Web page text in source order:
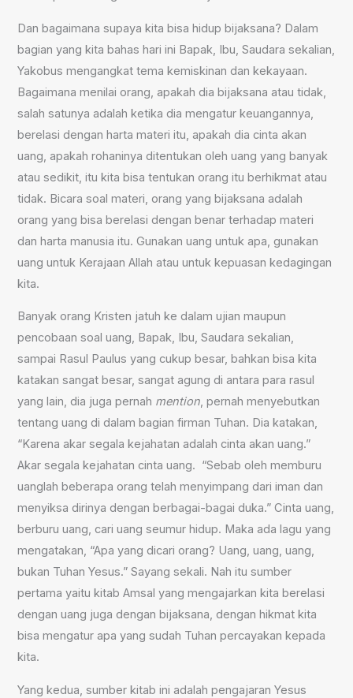
Dan bagaimana supaya kita bisa hidup bijaksana? Dalam
bagian yang kita bahas hari ini Bapak, Ibu, Saudara sekalian,
Yakobus mengangkat tema kemiskinan dan kekayaan.
Bagaimana menilai orang, apakah dia bijaksana atau tidak,
salah satunya adalah ketika dia mengatur keuangannya,
berelasi dengan harta materi itu, apakah dia cinta akan
uang, apakah rohaninya ditentukan oleh uang yang banyak
atau sedikit, itu kita bisa tentukan orang itu berhikmat atau
tidak. Bicara soal materi, orang yang bijaksana adalah
orang yang bisa berelasi dengan benar terhadap materi
dan harta manusia itu. Gunakan uang untuk apa, gunakan
uang untuk Kerajaan Allah atau untuk kepuasan kedagingan
kita.
Banyak orang Kristen jatuh ke dalam ujian maupun
pencobaan soal uang, Bapak, Ibu, Saudara sekalian,
sampai Rasul Paulus yang cukup besar, bahkan bisa kita
katakan sangat besar, sangat agung di antara para rasul
yang lain, dia juga pernah mention, pernah menyebutkan
tentang uang di dalam bagian firman Tuhan. Dia katakan,
“Karena akar segala kejahatan adalah cinta akan uang.”
Akar segala kejahatan cinta uang. “Sebab oleh memburu
uanglah beberapa orang telah menyimpang dari iman dan
menyiksa dirinya dengan berbagai-bagai duka.” Cinta uang,
berburu uang, cari uang seumur hidup. Maka ada lagu yang
mengatakan, “Apa yang dicari orang? Uang, uang, uang,
bukan Tuhan Yesus.” Sayang sekali. Nah itu sumber
pertama yaitu kitab Amsal yang mengajarkan kita berelasi
dengan uang juga dengan bijaksana, dengan hikmat kita
bisa mengatur apa yang sudah Tuhan percayakan kepada
kita.
Yang kedua, sumber kitab ini adalah pengajaran Yesus